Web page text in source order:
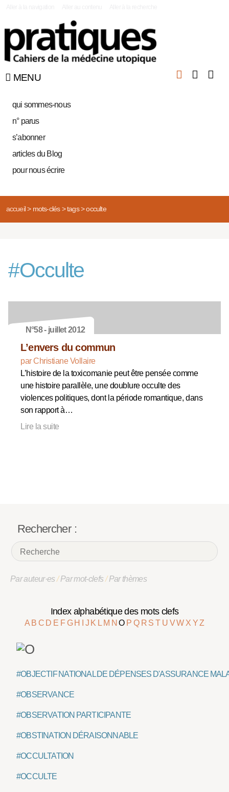
MENU
qui sommes-nous
n° parus
s’abonner
articles du Blog
pour nous écrire
accueil> mots-clés> tags> occulte
#Occulte
N°58 - juillet 2012
L’envers du commun
par Christiane Vollaire
L’histoire de la toxicomanie peut être pensée comme
une histoire parallèle, une doublure occulte des
violences politiques, dont la période romantique, dans
son rapport à…
Lire la suite
Rechercher :
Par auteur·es/Par mot-clefs/Par thèmes
Index alphabétique des mots clefs
A B C D E F G H J K L M NO P Q R ST U VW X YZ
#OBJECTIF NATIONAL DE DÉPENSES D'ASSURANCE
#OBSERVANCE
#OBSERVATION PARTICIPANTE
#OBSTINATION DÉRAISONNABLE
#OCCULTATION
#OCCULTE